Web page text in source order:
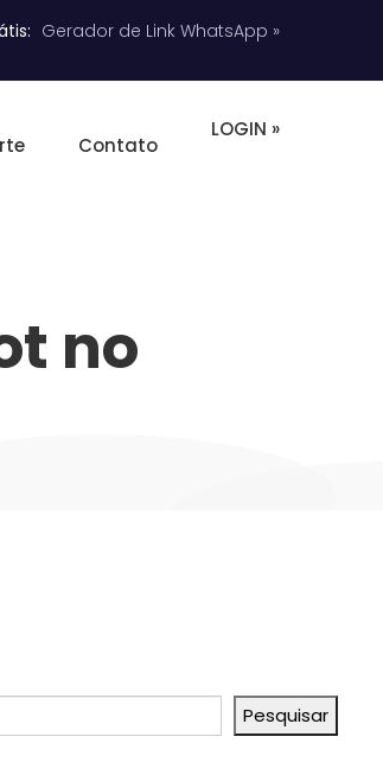
Gerador de Link WhatsApp »
Contato
LOGIN »
no
Pesquisar